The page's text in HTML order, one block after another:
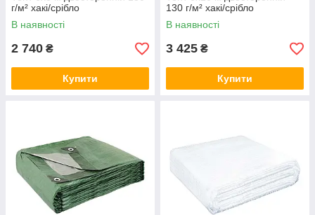
г/м² хакі/срібло
В наявності
2 740 ₴
Купити
130 г/м² хакі/срібло
В наявності
3 425 ₴
Купити